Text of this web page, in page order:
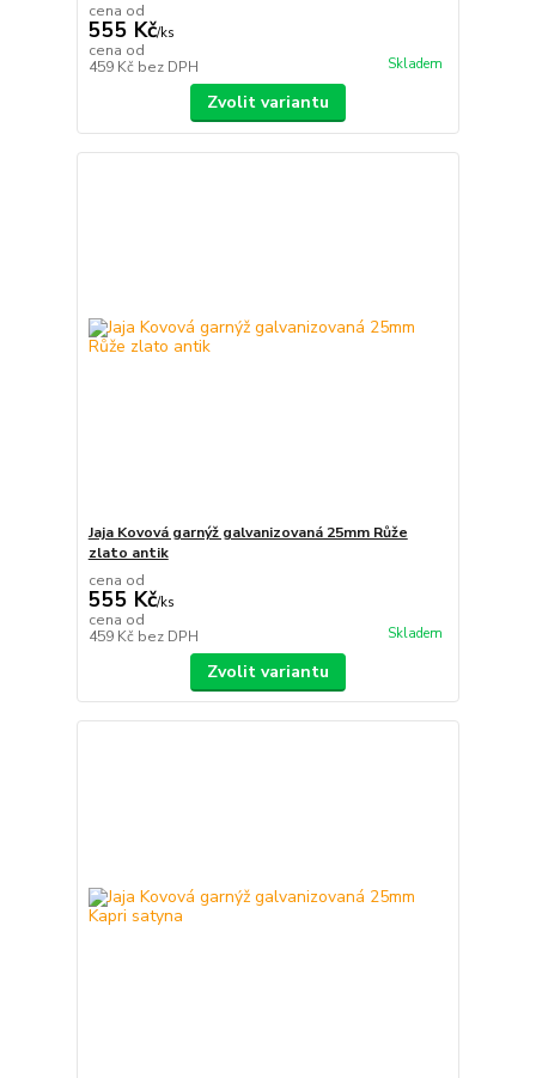
cena od
555 Kč/ks
cena od
459 Kč bez DPH Skladem
Zvolit variantu
Jaja Kovová garnýž galvanizovaná 25mm Růže
zlato antik
cena od
555 Kč/ks
cena od
459 Kč bez DPH Skladem
Zvolit variantu